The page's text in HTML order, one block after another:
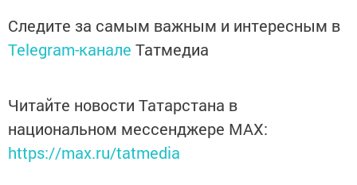
Следите за самым важным и интересным в
Telegram-канале Татмедиа
Читайте новости Татарстана в
национальном мессенджере MАХ:
https://max.ru/tatmedia